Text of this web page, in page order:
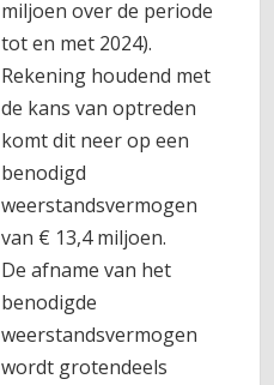
miljoen over de periode
tot en met 2024).
Rekening houdend met
de kans van optreden
komt dit neer op een
benodigd
weerstandsvermogen
van € 13,4 miljoen.
De afname van het
benodigde
weerstandsvermogen
wordt grotendeels